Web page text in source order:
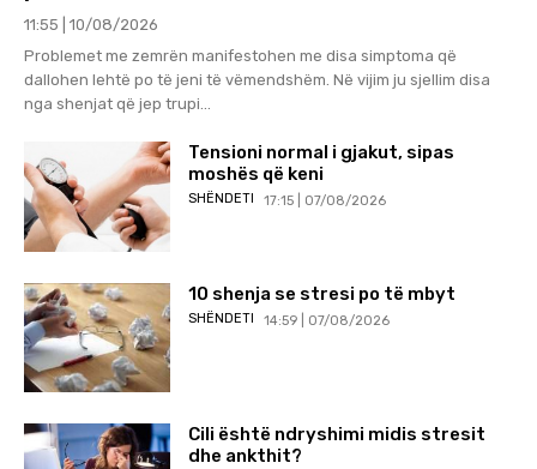
11:55 | 10/08/2026
Problemet me zemrën manifestohen me disa simptoma që
dallohen lehtë po të jeni të vëmendshëm. Në vijim ju sjellim disa
nga shenjat që jep trupi...
Tensioni normal i gjakut, sipas
moshës që keni
SHËNDETI 17:15 | 07/08/2026
10 shenja se stresi po të mbyt
SHËNDETI 14:59 | 07/08/2026
Cili është ndryshimi midis stresit
dhe ankthit?